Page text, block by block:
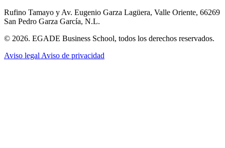
Rufino Tamayo y Av. Eugenio Garza Lagüera, Valle Oriente, 66269
San Pedro Garza García, N.L.
© 2026. EGADE Business School, todos los derechos reservados.
Aviso legal Aviso de privacidad